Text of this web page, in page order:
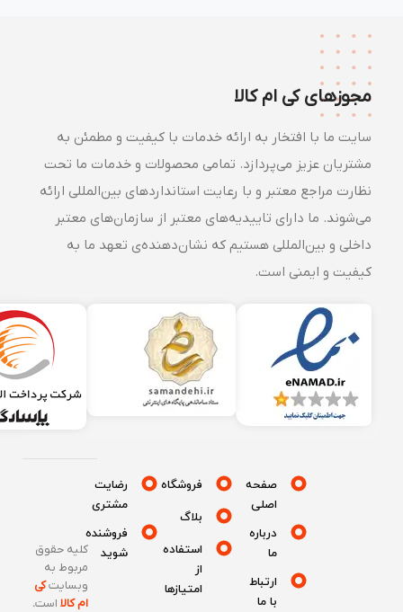
مجوزهای کی ام کالا
سایت ما با افتخار به ارائه خدمات با کیفیت و مطمئن به
مشتریان عزیز می‌پردازد. تمامی محصولات و خدمات ما تحت
نظارت مراجع معتبر و با رعایت استانداردهای بین‌المللی ارائه
می‌شوند. ما دارای تاییدیه‌های معتبر از سازمان‌های معتبر
داخلی و بین‌المللی هستیم که نشان‌دهنده‌ی تعهد ما به
کیفیت و ایمنی است.
صفحه
درباره
ارتباط
فروشگاه
بلاگ
استفاده
امتیازها
رضایت
مشتری
فروشنده
شوید
کلیه حقوق
مربوط به
وبسایتکی
ام کالااست.